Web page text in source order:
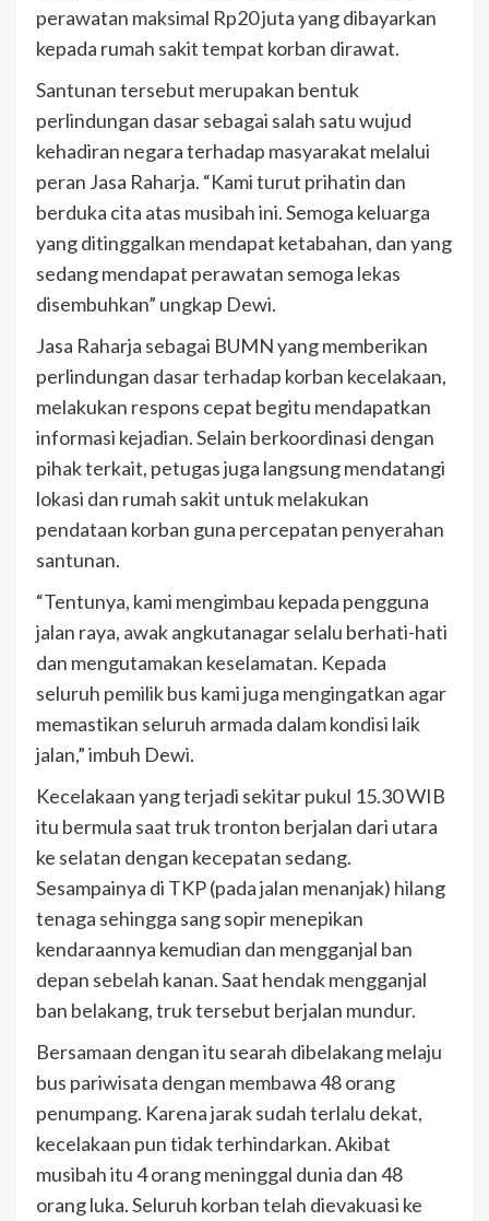
perawatan maksimal Rp20 juta yang dibayarkan
kepada rumah sakit tempat korban dirawat.
Santunan tersebut merupakan bentuk
perlindungan dasar sebagai salah satu wujud
kehadiran negara terhadap masyarakat melalui
peran Jasa Raharja. “Kami turut prihatin dan
berduka cita atas musibah ini. Semoga keluarga
yang ditinggalkan mendapat ketabahan, dan yang
sedang mendapat perawatan semoga lekas
disembuhkan” ungkap Dewi.
Jasa Raharja sebagai BUMN yang memberikan
perlindungan dasar terhadap korban kecelakaan,
melakukan respons cepat begitu mendapatkan
informasi kejadian. Selain berkoordinasi dengan
pihak terkait, petugas juga langsung mendatangi
lokasi dan rumah sakit untuk melakukan
pendataan korban guna percepatan penyerahan
santunan.
“Tentunya, kami mengimbau kepada pengguna
jalan raya, awak angkutanagar selalu berhati-hati
dan mengutamakan keselamatan. Kepada
seluruh pemilik bus kami juga mengingatkan agar
memastikan seluruh armada dalam kondisi laik
jalan,” imbuh Dewi.
Kecelakaan yang terjadi sekitar pukul 15.30 WIB
itu bermula saat truk tronton berjalan dari utara
ke selatan dengan kecepatan sedang.
Sesampainya di TKP (pada jalan menanjak) hilang
tenaga sehingga sang sopir menepikan
kendaraannya kemudian dan mengganjal ban
depan sebelah kanan. Saat hendak mengganjal
ban belakang, truk tersebut berjalan mundur.
Bersamaan dengan itu searah dibelakang melaju
bus pariwisata dengan membawa 48 orang
penumpang. Karena jarak sudah terlalu dekat,
kecelakaan pun tidak terhindarkan. Akibat
musibah itu 4 orang meninggal dunia dan 48
orang luka. Seluruh korban telah dievakuasi ke